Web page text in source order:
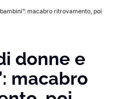
macabro ritrovamento, poi
donne e
macabro